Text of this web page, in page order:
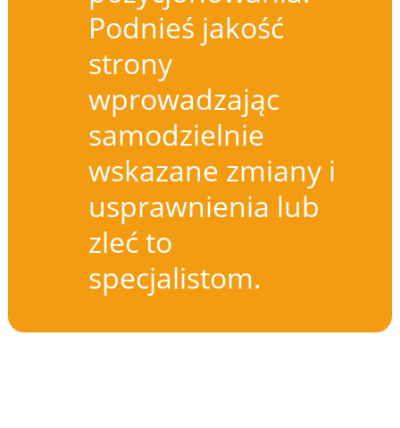
Podnieś jakość
strony
wprowadzając
samodzielnie
wskazane zmiany i
usprawnienia lub
zleć to
specjalistom.